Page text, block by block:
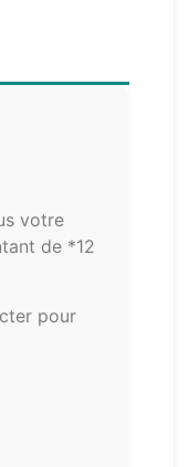
votre
de *12
pour